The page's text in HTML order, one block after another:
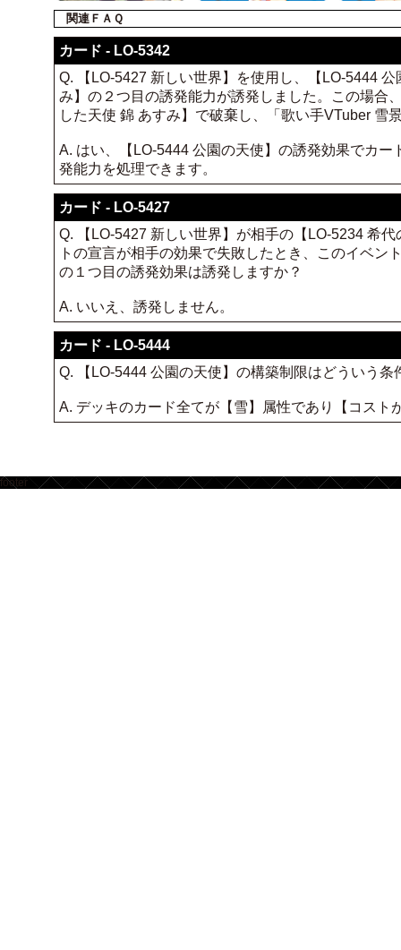
関連ＦＡＱ
カード - LO-5342
Q. 【LO-5427 新しい世界】を使用し、【LO-5444
み】の２つ目の誘発能力が誘発しました。この場合
した天使 錦 あすみ】で破棄し、「歌い手VTuber 雪
A. はい、【LO-5444 公園の天使】の誘発効果でカ
発能力を処理できます。
カード - LO-5427
Q. 【LO-5427 新しい世界】が相手の【LO-5234 希
トの宣言が相手の効果で失敗したとき、このイベ
の１つ目の誘発効果は誘発しますか？
A. いいえ、誘発しません。
カード - LO-5444
Q. 【LO-5444 公園の天使】の構築制限はどういう条
A. デッキのカード全てが【雪】属性であり【コス
footer